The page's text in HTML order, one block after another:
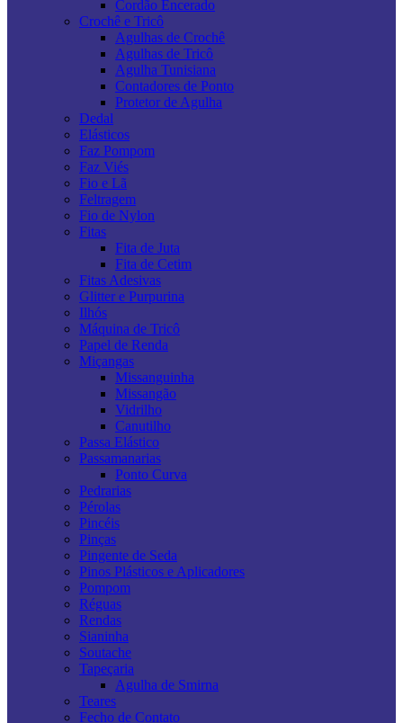
Cordão Encerado
Crochê e Tricô
Agulhas de Crochê
Agulhas de Tricô
Agulha Tunisiana
Contadores de Ponto
Protetor de Agulha
Dedal
Elásticos
Faz Pompom
Faz Viés
Fio e Lã
Feltragem
Fio de Nylon
Fitas
Fita de Juta
Fita de Cetim
Fitas Adesivas
Glitter e Purpurina
Ilhós
Máquina de Tricô
Papel de Renda
Miçangas
Missanguinha
Missangão
Vidrilho
Canutilho
Passa Elástico
Passamanarias
Ponto Curva
Pedrarias
Pérolas
Pincéis
Pinças
Pingente de Seda
Pinos Plásticos e Aplicadores
Pompom
Réguas
Rendas
Sianinha
Soutache
Tapeçaria
Agulha de Smirna
Teares
Fecho de Contato